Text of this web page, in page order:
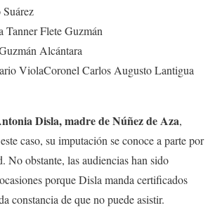
Tanner Flete Guzmán
Alcántara
ViolaCoronel Carlos Augusto Lantigua
Disla, madre de Núñez de Aza,
caso, su imputación se conoce a parte por
No obstante, las audiencias han sido
porque Disla manda certificados
constancia de que no puede asistir.